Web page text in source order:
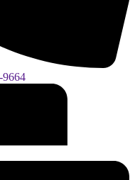
9664